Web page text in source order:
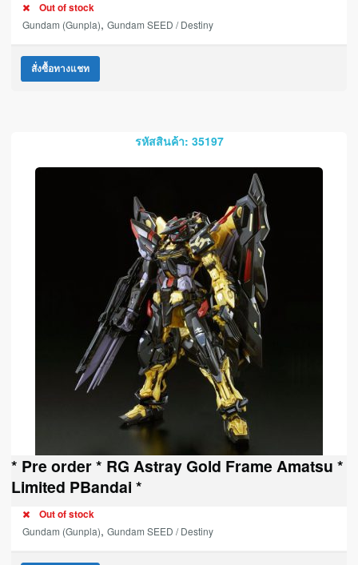
Out of stock
Gundam (Gunpla), Gundam SEED / Destiny
สั่งซื้อทางแชท
รหัสสินค้า: 35197
* Pre order * RG Astray Gold Frame Amatsu *
Limited PBandai *
Out of stock
Gundam (Gunpla), Gundam SEED / Destiny